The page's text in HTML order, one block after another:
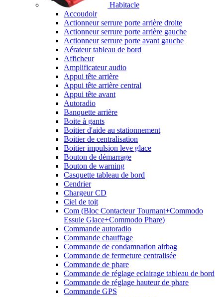
Habitacle
Accoudoir
Actionneur serrure porte arrière droite
Actionneur serrure porte arrière gauche
Actionneur serrure porte avant gauche
Aérateur tableau de bord
Afficheur
Amplificateur audio
Appui tête arrière
Appui tête arrière central
Appui tête avant
Autoradio
Banquette arrière
Boite à gants
Boitier d'aide au stationnement
Boitier de centralisation
Boitier impulsion leve glace
Bouton de démarrage
Bouton de warning
Casquette tableau de bord
Cendrier
Chargeur CD
Ciel de toit
Com (Bloc Contacteur Tournant+Commodo
Essuie Glace+Commodo Phare)
Commande autoradio
Commande chauffage
Commande de condamnation airbag
Commande de fermeture centralisée
Commande de phare
Commande de réglage eclairage tableau de bord
Commande de réglage hauteur de phare
Commande GPS